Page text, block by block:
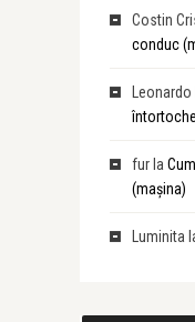
Costin
conduc
Leonardo
furla
(maşina)
Luminita